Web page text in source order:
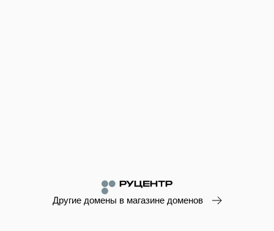
Другие домены в магазине доменов